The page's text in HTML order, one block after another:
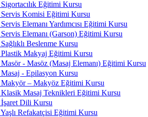
Sigortacılık Eğitimi Kursu
Servis Komisi Eğitimi Kursu
Servis Elemanı Yardımcısı Eğitimi Kursu
Servis Elemanı (Garson) Eğitimi Kursu
Sağlıklı Beslenme Kursu
Plastik Makyaj Eğitimi Kursu
Masör - Masöz (Masaj Elemanı) Eğitimi Kursu
Masaj - Epilasyon Kursu
Makyör – Makyöz Eğitimi Kursu
Klasik Masaj Teknikleri Eğitimi Kursu
İşaret Dili Kursu
Yaşlı Refakatçisi Eğitimi Kursu